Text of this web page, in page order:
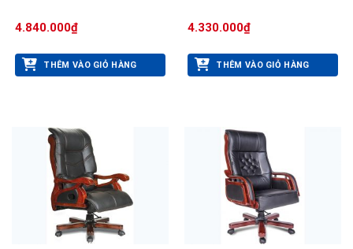
4.840.000₫
THÊM VÀO GIỎ HÀNG
4.330.000₫
THÊM VÀO GIỎ HÀNG